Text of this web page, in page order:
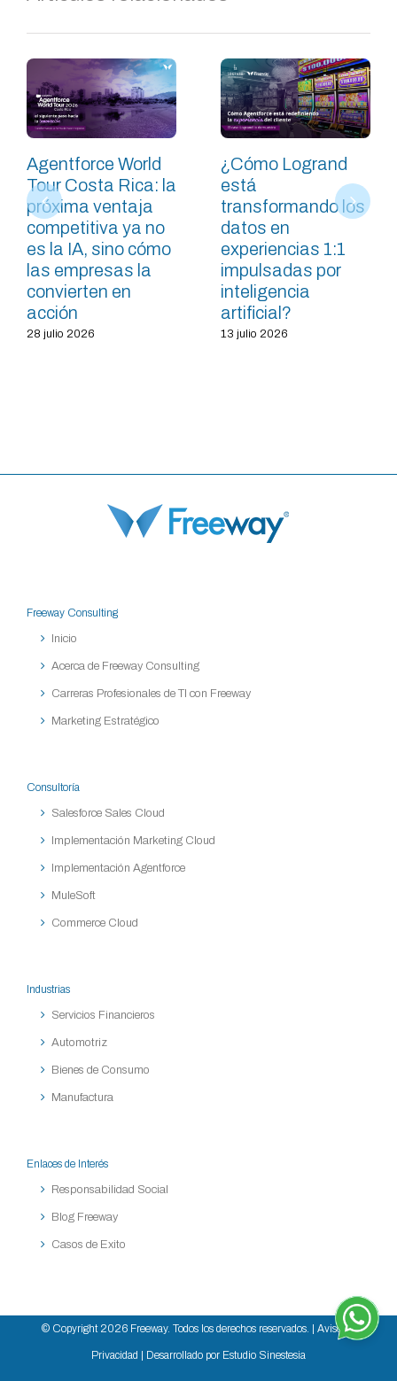
Agentforce World
Tour Costa Rica: la
próxima ventaja
competitiva ya no
es la IA, sino cómo
las empresas la
convierten en
acción
28 julio 2026
¿Cómo Logrand
está
transformando los
datos en
experiencias 1:1
impulsadas por
inteligencia
artificial?
13 julio 2026
Freeway Consulting
Inicio
Acerca de Freeway Consulting
Carreras Profesionales de TI con Freeway
Marketing Estratégico
Consultoría
Salesforce Sales Cloud
Implementación Marketing Cloud
Implementación Agentforce
MuleSoft
Commerce Cloud
Industrias
Servicios Financieros
Automotriz
Bienes de Consumo
Manufactura
Enlaces de Interés
Responsabilidad Social
Blog Freeway
Casos de Exito
© Copyright 2026 Freeway. Todos los derechos reservados. | Aviso de
Privacidad | Desarrollado por Estudio Sinestesia